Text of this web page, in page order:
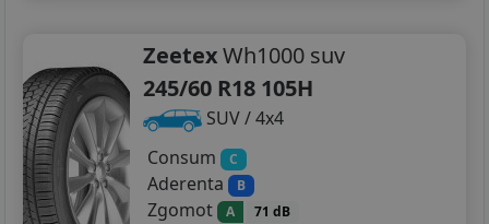
ZeetexWh1000 suv
245/60 R18 105H
SUV / 4x4
Consum
C
Aderenta B
Zgomot A 71 dB